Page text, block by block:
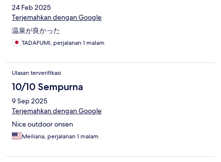
24 Feb 2025
Terjemahkan dengan Google
温泉が良かった
TADAFUMI, perjalanan 1 malam
Ulasan terverifikasi
10/10 Sempurna
9 Sep 2025
Terjemahkan dengan Google
Nice outdoor onsen
Meiliana, perjalanan 1 malam